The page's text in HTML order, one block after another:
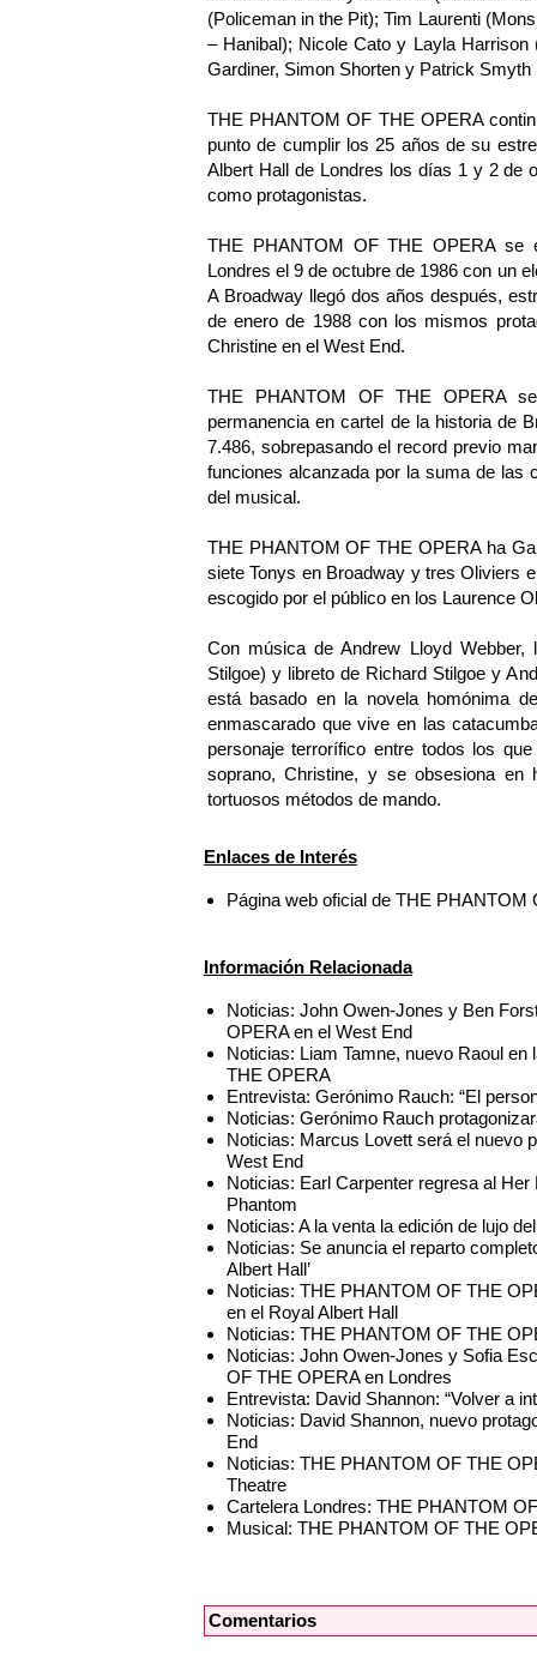
(Policeman in the Pit); Tim Laurenti
– Hanibal); Nicole Cato y Layla
Gardiner, Simon Shorten y Patrick Smyth
THE PHANTOM OF THE OPERA
punto de cumplir los 25 años de su
Albert Hall de Londres los días 1 y 2 de
como protagonistas.
THE PHANTOM OF THE OPERA se
Londres el 9 de octubre de 1986 con un
A Broadway llegó dos años después,
de enero de 1988 con los mismos
Christine en el West End.
THE PHANTOM OF THE OPERA
permanencia en cartel de la historia de
7.486, sobrepasando el record previo
funciones alcanzada por la suma de las
del musical.
THE PHANTOM OF THE OPERA ha
siete Tonys en Broadway y tres Oliviers
escogido por el público en los Laurence
Con música de Andrew Lloyd
Stilgoe) y libreto de Richard Stilgoe y
está basado en la novela homónima
enmascarado que vive en las
personaje terrorífico entre todos los
soprano, Christine, y se obsesiona en
tortuosos métodos de mando.
Enlaces de Interés
Página web oficial de THE PHANTOM
Información Relacionada
Noticias: John Owen-Jones y Ben
OPERA en el West End
Noticias: Liam Tamne, nuevo Raoul
THE OPERA
Entrevista: Gerónimo Rauch: “El
Noticias: Gerónimo Rauch
Noticias: Marcus Lovett será el nuevo
West End
Noticias: Earl Carpenter regresa al
Phantom
Noticias: A la venta la edición de lujo
Noticias: Se anuncia el reparto
Albert Hall’
Noticias: THE PHANTOM OF THE
en el Royal Albert Hall
Noticias: THE PHANTOM OF THE
Noticias: John Owen-Jones y Sofia
OF THE OPERA en Londres
Entrevista: David Shannon: “Volver a
Noticias: David Shannon, nuevo
End
Noticias: THE PHANTOM OF THE
Theatre
Cartelera Londres: THE PHANTOM
Musical: THE PHANTOM OF THE
Comentarios